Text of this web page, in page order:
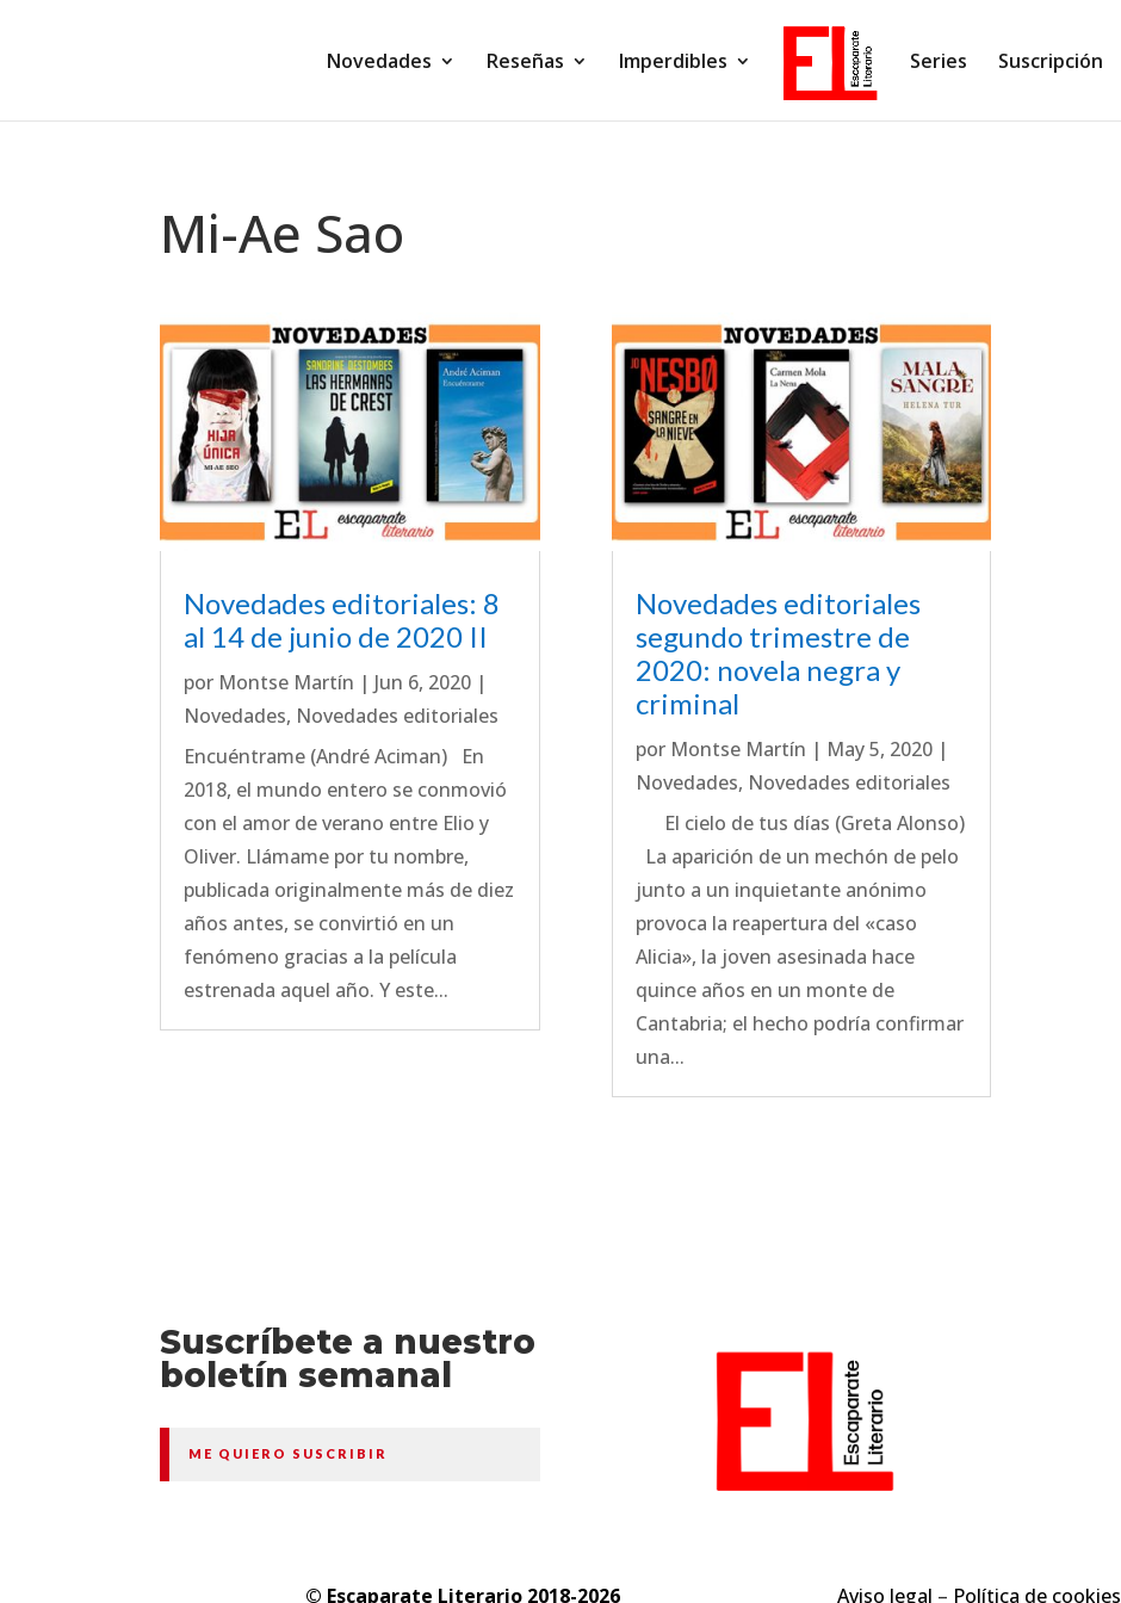
Novedades Reseñas Imperdibles Series Suscripción
Mi-Ae Sao
Novedades editoriales: 8
al 14 de junio de 2020 II
por Montse Martín | Jun 6, 2020 |
Novedades, Novedades editoriales
Encuéntrame (André Aciman) En
2018, el mundo entero se conmovió
con el amor de verano entre Elio y
Oliver. Llámame por tu nombre,
publicada originalmente más de diez
años antes, se convirtió en un
fenómeno gracias a la película
estrenada aquel año. Y este...
Novedades editoriales
segundo trimestre de
2020: novela negra y
criminal
por Montse Martín | May 5, 2020|
Novedades, Novedades editoriales
El cielo de tus días (Greta Alonso)
La aparición de un mechón de pelo
junto a un inquietante anónimo
provoca la reapertura del «caso
Alicia», la joven asesinada hace
quince años en un monte de
Cantabria; el hecho podría confirmar
una...
Suscríbete a nuestro
boletín semanal
ME QUIERO SUSCRIBIR
© Escaparate Literario 2018-2026 Aviso legal – Política de cookies